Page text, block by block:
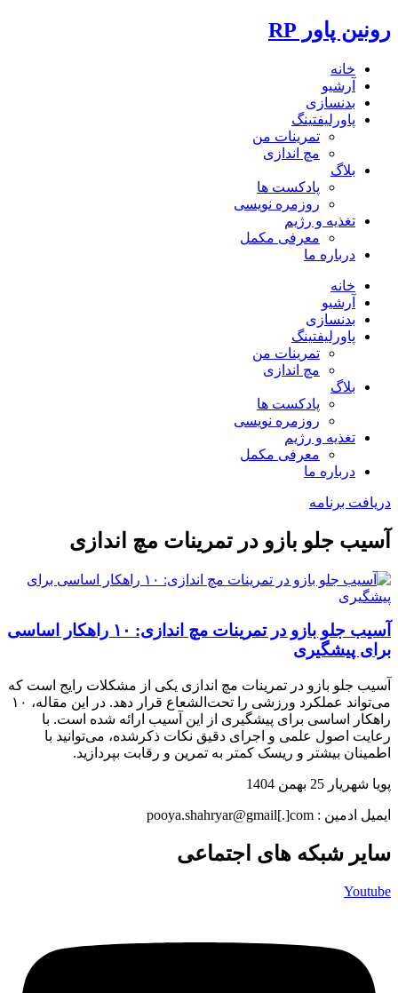
رونین پاور RP
خانه
آرشیو
بدنسازی
پاورلیفتینگ
تمرینات من
مچ اندازی
بلاگ
پادکست ها
روزمره نویسی
تغذیه و رژیم
معرفی مکمل
درباره ما
خانه
آرشیو
بدنسازی
پاورلیفتینگ
تمرینات من
مچ اندازی
بلاگ
پادکست ها
روزمره نویسی
تغذیه و رژیم
معرفی مکمل
درباره ما
دریافت برنامه
آسیب جلو بازو در تمرینات مچ اندازی
آسیب جلو بازو در تمرینات مچ اندازی: ۱۰ راهکار اساسی
برای پیشگیری
آسیب جلو بازو در تمرینات مچ اندازی یکی از مشکلات رایج است که
می‌تواند عملکرد ورزشی را تحت‌الشعاع قرار دهد. در این مقاله، ۱۰
راهکار اساسی برای پیشگیری از این آسیب ارائه شده است. با
رعایت اصول علمی و اجرای دقیق نکات ذکرشده، می‌توانید با
اطمینان بیشتر و ریسک کمتر به تمرین و رقابت بپردازید.
پویا شهریار 25 بهمن 1404
ایمیل ادمین : pooya.shahryar@gmail[.]com
سایر شبکه های اجتماعی
Youtube